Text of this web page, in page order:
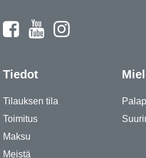
Tiedot
Tilauksen tila
Toimitus
Maksu
Meistä